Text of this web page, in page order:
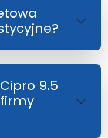
9.5